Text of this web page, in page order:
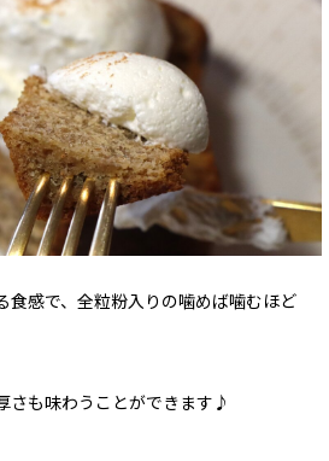
食感で、全粒粉入りの噛めば噛むほど
さも味わうことができます♪